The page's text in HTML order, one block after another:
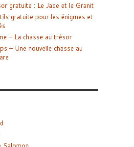
gratuite : Le Jade et le Granit
gratuite pour les énigmes et
– La chasse au trésor
– Une nouvelle chasse au